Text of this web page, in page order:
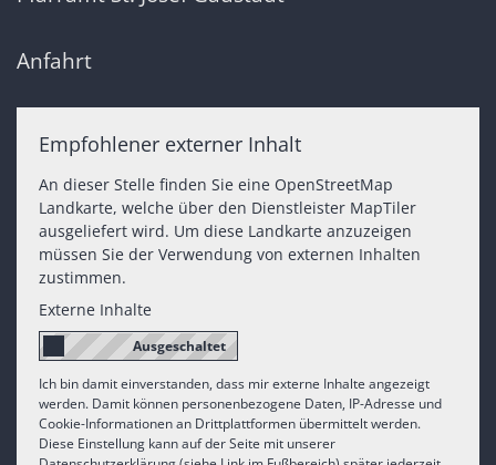
Anfahrt
Empfohlener externer Inhalt
An dieser Stelle finden Sie eine OpenStreetMap
Landkarte, welche über den Dienstleister MapTiler
ausgeliefert wird. Um diese Landkarte anzuzeigen
müssen Sie der Verwendung von externen Inhalten
zustimmen.
Externe Inhalte
Ich bin damit einverstanden, dass mir externe Inhalte angezeigt
werden. Damit können personenbezogene Daten, IP-Adresse und
Cookie-Informationen an Drittplattformen übermittelt werden.
Diese Einstellung kann auf der Seite mit unserer